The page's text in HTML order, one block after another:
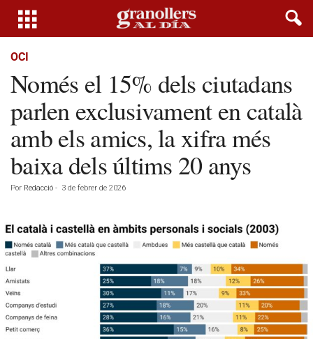
OCI
Només el 15% dels ciutadans
parlen exclusivament en català
amb els amics, la xifra més
baixa dels últims 20 anys
Por Redacció - 3 de febrer de 2026